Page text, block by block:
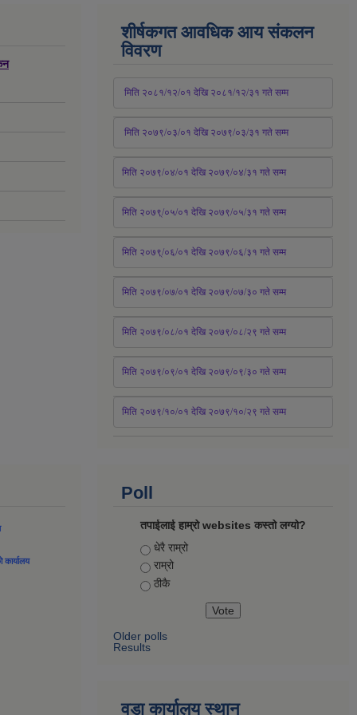
शीर्षकगत आवधिक आय संकलन
विवरण
मिति २०८१/१२/०१ देखि २०८१/१२/३१ गते सम्म
मिति २०७९/०३/०१ देखि २०७९/०३/३१ गते सम्म
मिति २०७९/०४/०१ देखि २०७९/०४/३१ गते सम्म
मिति २०७९्/०५/०१ देखि २०७९/०५/३१ गते सम्म
मिति २०७९्/०६/०१ देखि २०७९/०६/३१ गते सम्म
मिति २०७९/०७/०१ देखि २०७९/०७/३० गते सम्म
मिति २०७९/०८/०१ देखि २०७९/०८/२९ गते सम्म
मिति २०७९/०९/०१ देखि २०७९/०९/३० गते सम्म
मिति २०७९/१०/०१ देखि २०७९/१०/२९ गते सम्म
कार्यालय
Poll
तपाईलाई हाम्रो websites कस्तो लग्यो?
Choices
धेरै राम्रो
राम्रो
ठीकै
Older polls
Results
वडा कार्यालय स्थान